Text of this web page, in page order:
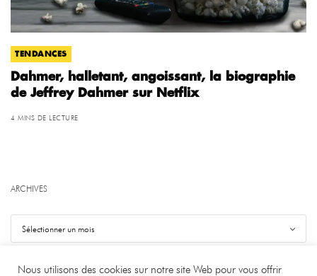
TENDANCES
Dahmer, halletant, angoissant, la biographie
de Jeffrey Dahmer sur Netflix
4 MINS DE LECTURE
ARCHIVES
Nous utilisons des cookies sur notre site Web pour vous offrir